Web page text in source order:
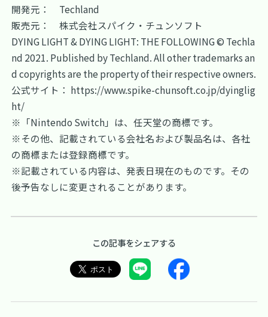
開発元： Techland
販売元： 株式会社スパイク・チュンソフト
DYING LIGHT & DYING LIGHT: THE FOLLOWING © Techla
nd 2021. Published by Techland. All other trademarks an
d copyrights are the property of their respective owners.
公式サイト： https://www.spike-chunsoft.co.jp/dyinglig
ht/
※「Nintendo Switch」は、任天堂の商標です。
※その他、記載されている会社名および製品名は、各社
の商標または登録商標です。
※記載されている内容は、発表日現在のものです。その
後予告なしに変更されることがあります。
この記事をシェアする